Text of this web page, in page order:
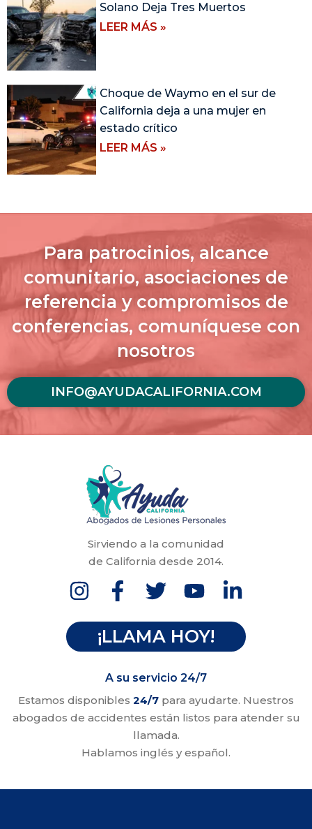
Solano Deja Tres Muertos
LEER MÁS »
Choque de Waymo en el sur de
California deja a una mujer en
estado crítico
LEER MÁS »
Para patrocinios, alcance
comunitario, asociaciones de
referencia y compromisos de
conferencias, comuníquese con
nosotros
INFO@AYUDACALIFORNIA.COM
Sirviendo a la comunidad
de California desde 2014.
¡LLAMA HOY!
A su servicio 24/7
Estamos disponibles 24/7 para ayudarte. Nuestros
abogados de accidentes están listos para atender su
llamada.
Hablamos inglés y español.